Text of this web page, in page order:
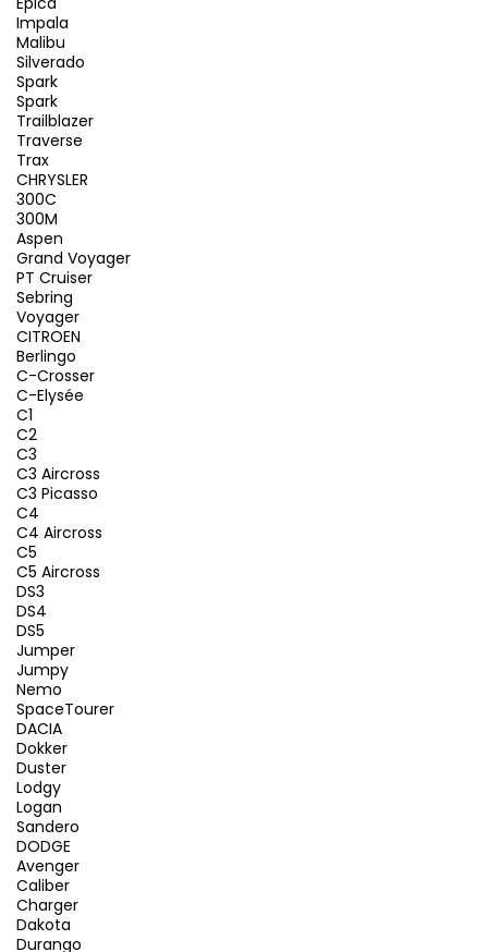
Impala
Malibu
Silverado
Spark
Spark
Trailblazer
Traverse
Trax
CHRYSLER
300C
300M
Aspen
Grand Voyager
PT Cruiser
Sebring
Voyager
CITROEN
Berlingo
C-Crosser
C-Elysée
C1
C2
C3
C3 Aircross
C3 Picasso
C4
C4 Aircross
C5
C5 Aircross
DS3
DS4
DS5
Jumper
Jumpy
Nemo
SpaceTourer
DACIA
Dokker
Duster
Lodgy
Logan
Sandero
DODGE
Avenger
Caliber
Charger
Dakota
Durango